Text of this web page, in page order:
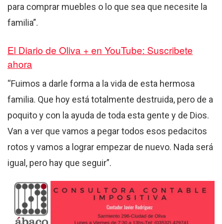
para comprar muebles o lo que sea que necesite la
familia”.
El Diario de Oliva + en YouTube: Suscribete
ahora
“Fuimos a darle forma a la vida de esta hermosa
familia. Que hoy está totalmente destruida, pero de a
poquito y con la ayuda de toda esta gente y de Dios.
Van a ver que vamos a pegar todos esos pedacitos
rotos y vamos a lograr empezar de nuevo. Nada será
igual, pero hay que seguir”.